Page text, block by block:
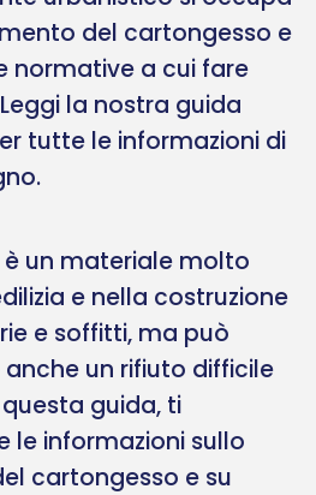
del cartongesso e
normative a cui fare
la nostra guida
tutte le informazioni di
un materiale molto
e nella costruzione
e soffitti, ma può
un rifiuto difficile
guida, ti
le informazioni sullo
cartongesso e su